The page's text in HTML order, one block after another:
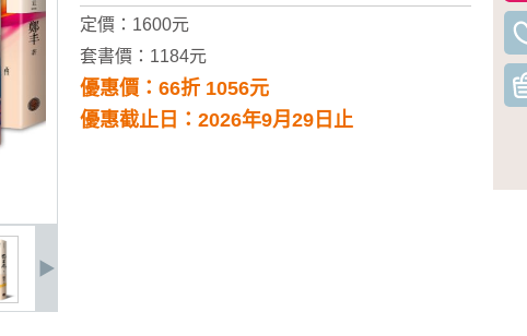
定價：1600元
套書價：1184元
優惠價：66折 1056元
優惠截止日：2026年9月29日止